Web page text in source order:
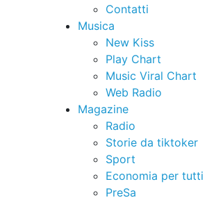
Contatti
Musica
New Kiss
Play Chart
Music Viral Chart
Web Radio
Magazine
Radio
Storie da tiktoker
Sport
Economia per tutti
PreSa